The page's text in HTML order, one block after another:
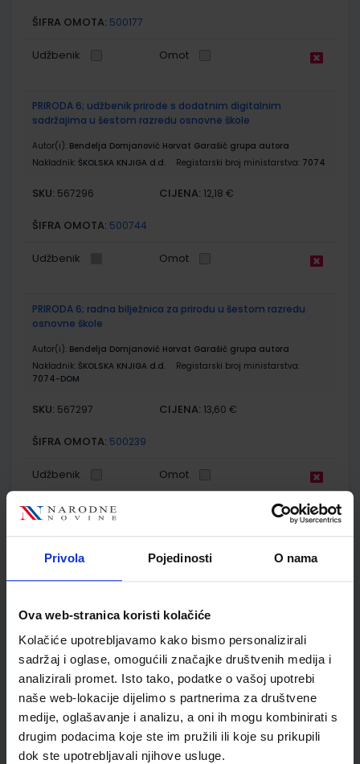
Privola Pojedinosti O nama
Ova web-stranica koristi kolačiće
Kolačiće upotrebljavamo kako bismo personalizirali
sadržaj i oglase, omogućili značajke društvenih medija i
analizirali promet. Isto tako, podatke o vašoj upotrebi
naše web-lokacije dijelimo s partnerima za društvene
medije, oglašavanje i analizu, a oni ih mogu kombinirati s
drugim podacima koje ste im pružili ili koje su prikupili
dok ste upotrebljavali njihove usluge.
ŠIFRA OMOTA: 500177
Udžbenik Omot
PRIRODA 6; udžbenik prirode s dodatnim digitalnim
sadržajima u šestom razredu osnovne škole
Autor(i): Bendelja Domjanović Horvat Garašić grupa autora
Nakladnik: ŠKOLSKA KNJIGA d.d. Registarski broj ministarstva: 7074
SKU: 567296 CIJENA: 12,18 €
ŠIFRA OMOTA: 500744
Udžbenik Omot
PRIRODA 6; radna bilježnica za prirodu u šestom razredu
osnovne škole
Autor(i): Bendelja Domjanović Horvat Garašić grupa autora
Nakladnik: ŠKOLSKA KNJIGA d.d.
Registarski broj ministarstva:
7074-DOM
SKU: 567297 CIJENA: 13,60 €
ŠIFRA OMOTA: 500239
Udžbenik Omot
GEA 2; udžbenik geografije s dodatnim digitalnim
sadržajima u šestom razredu osnovne škole
Autor(i):Orešić Tišma Vuk Bujan Kralj
Nakladnik:ŠKOLSKA KNJIGA d.d.
SKU:567302 CIJENA:12,18 €
ŠIFRA OMOTA: 500175
Udžbenik Omot
GEA 2; radna bilježnica za geografiju u šestom razredu
osnovne škole